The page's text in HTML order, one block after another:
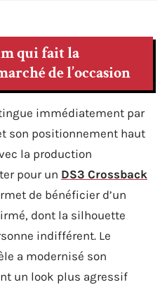
qui fait la
de l’occasion
immédiatement par
son positionnement haut
la production
pour un DS3 Crossback
de bénéficier d’un
dont la silhouette
indifférent. Le
a modernisé son
un look plus agressif